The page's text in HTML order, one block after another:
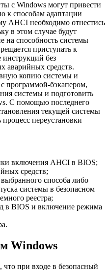
с Windows могут привести
к способам адаптации
AHCI необходимо отнестись
в этом случае будут
на способность системы
приступать к
без
аварийных средств.
копию системы и
с программой-бэкапером,
системы и подготовить
С помощью последнего
текущей системы
переустановки
включения AHCI в BIOS;
средств;
способа либо
системы в безопасном
реестра;
в BIOS и включение режима
Windows
при входе в безопасный